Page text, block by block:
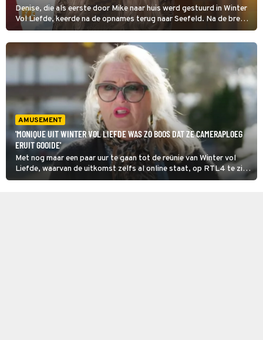
Denise, die als eerste door Mike naar huis werd gestuurd in Winter
Vol Liefde, keerde na de opnames terug naar Seefeld. Na de breuk
tussen Mike en Antine hebben Denise en Mike nog tijd
doorgebracht samen.
AMUSEMENT
'MONIQUE UIT WINTER VOL LIEFDE WAS ZO BOOS DAT ZE CAMERAPLOEG
ERUIT GOOIDE'
Met nog maar een paar uur te gaan tot de reünie van Winter vol
Liefde, waarvan de uitkomst zelfs al online staat, op RTL4 te zien
is zal er binnenkort vermoedelijk ook een einde komen aan alle